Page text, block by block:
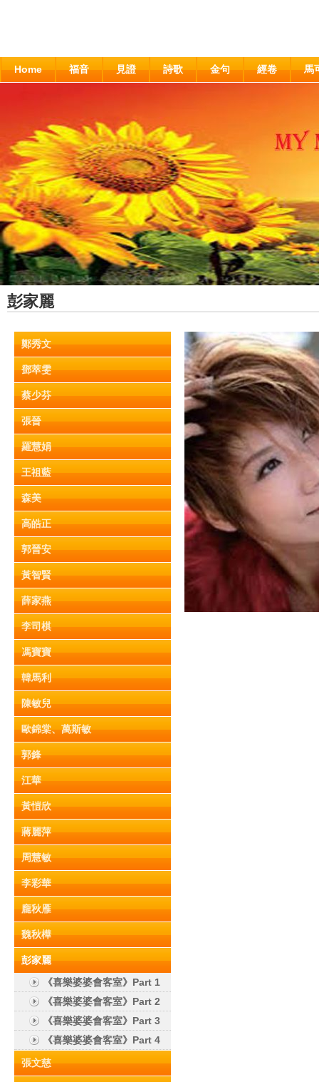
Home 福音 見證 詩歌 金句 經卷 馬
彭家麗
鄭秀文
鄧萃雯
蔡少芬
張晉
羅慧娟
王祖藍
森美
高皓正
郭晉安
黃智賢
薛家燕
李司棋
馮寶寶
韓馬利
陳敏兒
歐錦棠、萬斯敏
郭鋒
江華
黃愷欣
蔣麗萍
周慧敏
李彩華
龐秋雁
魏秋樺
彭家麗
《喜樂婆婆會客室》Part 1
《喜樂婆婆會客室》Part 2
《喜樂婆婆會客室》Part 3
《喜樂婆婆會客室》Part 4
張文慈